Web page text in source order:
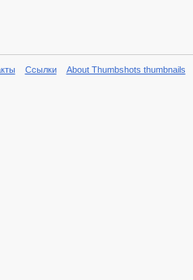
Ссылки About Thumbshots thumbnails